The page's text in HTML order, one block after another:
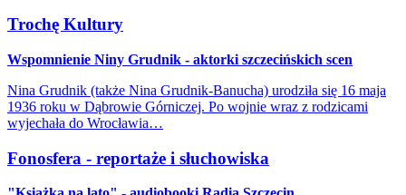
Trochę Kultury
Wspomnienie Niny Grudnik - aktorki szczecińskich scen
Nina Grudnik (także Nina Grudnik-Banucha) urodziła się 16 maja
1936 roku w Dąbrowie Górniczej. Po wojnie wraz z rodzicami
wyjechała do Wrocławia…
Fonosfera - reportaże i słuchowiska